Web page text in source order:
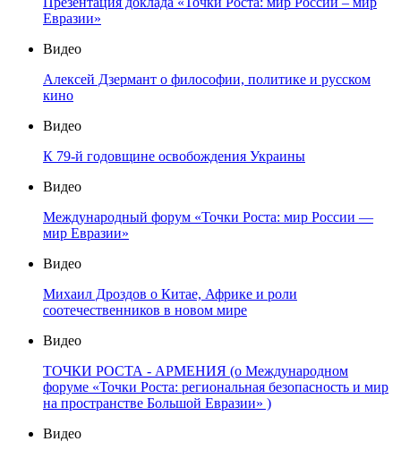
Евразии»
Видео
Алексей Дзермант о философии, политике и русском
кино
Видео
К 79-й годовщине освобождения Украины
Видео
Международный форум «Точки Роста: мир России —
мир Евразии»
Видео
Михаил Дроздов о Китае, Африке и роли
соотечественников в новом мире
Видео
ТОЧКИ РОСТА - АРМЕНИЯ (о Международном
форуме «Точки Роста: региональная безопасность и мир
на пространстве Большой Евразии» )
Видео